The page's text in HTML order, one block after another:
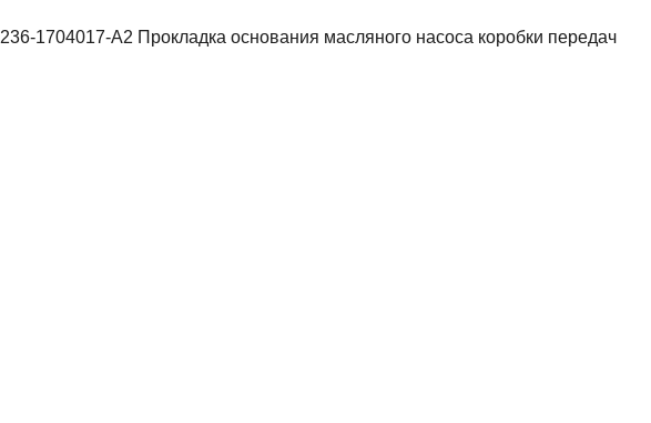
236-1704017-А2 Прокладка основания масляного насоса коробки передач